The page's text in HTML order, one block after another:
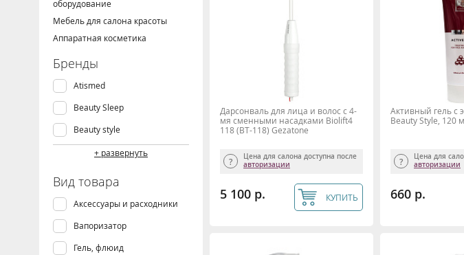
оборудование
Мебель для салона красоты
Аппаратная косметика
Бренды
Atismed
Beauty Sleep
Beauty style
Decomedical
+ развернуть
Вид товара
Аксессуары и расходники
Вапоризатор
Гель, флюид
Дарсонваль для лица и волос с 4-
мя сменными насадками Biolift4
118 (BT-118) Gezatone
Цена для салона доступна после
авторизации
5 100 р. КУПИТЬ
Активный гель с
Beauty Style, 120
Цена для
авторизации
660 р.